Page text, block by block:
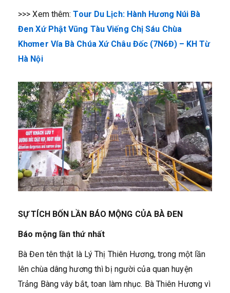
>>> Xem thêm:Tour Du Lịch: Hành Hương Núi Bà
Đen Xứ Phật Vũng Tàu Viếng Chị Sáu Chùa
Khơmer Vía Bà Chúa Xứ Châu Đốc (7N6Đ) – KH Từ
Hà Nội
SỰ TÍCH BỐN LẦN BÁO MỘNG CỦA BÀ ĐEN
Báo mộng lần thứ nhất
Bà Đen tên thật là Lý Thị Thiên Hương, trong một lần
lên chùa dâng hương thì bị người của quan huyện
Trảng Bàng vây bắt, toan làm nhục. Bà Thiên Hương vì